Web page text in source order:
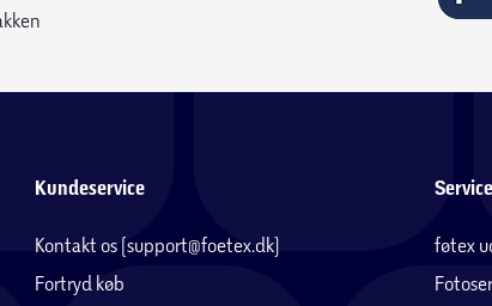
Kundeservice
Kontakt os (support@foetex.dk)
Fortryd køb
føtex